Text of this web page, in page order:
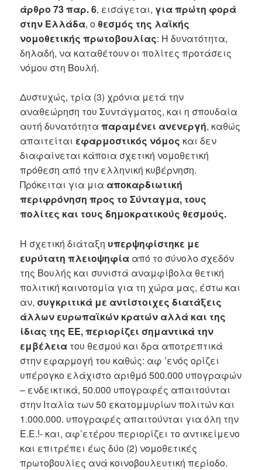
άρθρο 73 παρ. 6, εισάγεται, για πρώτη φορά
στην Ελλάδα, ο θεσμός της λαϊκής
νομοθετικής πρωτοβουλίας: Η δυνατότητα,
δηλαδή, να καταθέτουν οι πολίτες προτάσεις
νόμου στη Βουλή.
Δυστυχώς, τρία (3) χρόνια μετά την
αναθεώρηση του Συντάγματος, και η σπουδαία
αυτή δυνατότηταπαραμένει ανενεργή, καθώς
απαιτείται εφαρμοστικός νόμος και δεν
διαφαίνεται κάποια σχετική νομοθετική
πρόθεση από την ελληνική κυβέρνηση.
Πρόκειται για μια αποκαρδιωτική
περιφρόνηση προς το Σύνταγμα, τους
πολίτες και τους δημοκρατικούς θεσμούς.
Η σχετική διάταξη υπερψηφίστηκε με
ευρύτατη πλειοψηφία από το σύνολο σχεδόν
της Βουλής και συνιστά αναμφίβολα θετική
πολιτική καινοτομία για τη χώρα μας, έστω και
αν, συγκριτικά με αντίστοιχες διατάξεις
άλλων ευρωπαϊκών κρατών αλλά και της
ίδιας της ΕΕ, περιορίζει σημαντικά την
εμβέλεια του θεσμού και δρα αποτρεπτικά
στην εφαρμογή του καθώς: αφ ’ενός ορίζει
υπέρογκο ελάχιστο αριθμό 500.000 υπογραφών
– ενδεικτικά, 50.000 υπογραφές απαιτούνται
στην Ιταλία των 50 εκατομμυρίων πολιτών και
1.000.000. υπογραφές απαιτούνται για όλη την
Ε.Ε.!- και, αφ’ετέρου περιορίζει το αντικείμενο
και επιτρέπει έως δύο (2) νομοθετικές
πρωτοβουλίες ανά κοινοβουλευτική περίοδο.